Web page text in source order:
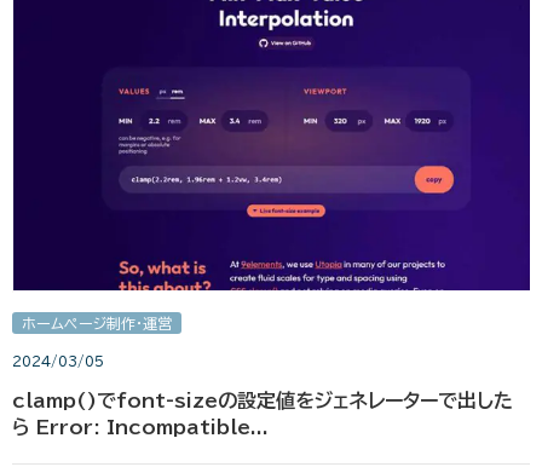
ホームページ制作・運営
2024/03/05
clamp()でfont-sizeの設定値をジェネレーターで出した
ら Error: Incompatible...